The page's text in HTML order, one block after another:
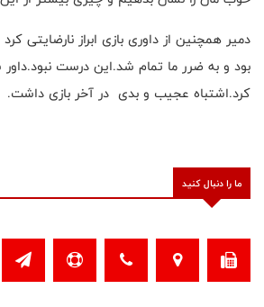
دمیر همچنین از داوری بازی ابراز نارضایتی
بود و به ضرر ما تمام شد.این درست
کرد.اشتباه عجیب و بدی در آخر بازی داشت.
ما را دنبال کنید